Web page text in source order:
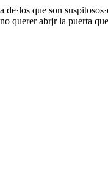
que son
querer abrjr la puerta